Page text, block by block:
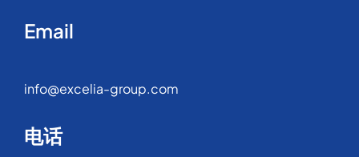
Email
info@excelia-group.com
电话